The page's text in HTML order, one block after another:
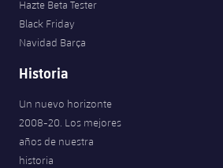
Hazte Beta Tester
Black Friday
Navidad Barça
Historia
Un nuevo horizonte
2008-20. Los mejores
años de nuestra
historia